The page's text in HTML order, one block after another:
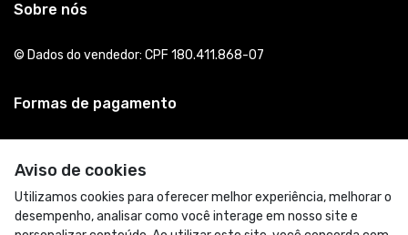
Aviso de cookies
Utilizamos cookies para oferecer melhor experiência, melhorar o
desempenho, analisar como você interage em nosso site e
Sobre nós
© Dados do vendedor: CPF 180.411.868-07
Formas de pagamento